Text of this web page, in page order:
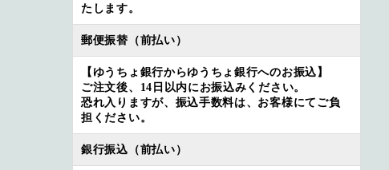
たします。
郵便振替（前払い）
【ゆうちょ銀行からゆうちょ銀行へのお振込】
ご注文後、14日以内にお振込みください。
恐れ入りますが、振込手数料は、お客様にてご負
担ください。
銀行振込（前払い）